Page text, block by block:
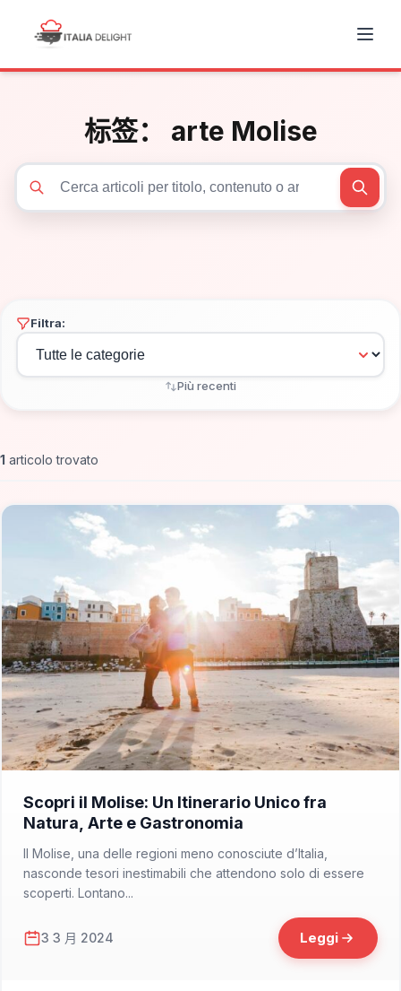
标签： arte Molise
Filtra:
Più recenti
1 articolo trovato
Scopri il Molise: Un Itinerario Unico fra
Natura, Arte e Gastronomia
Il Molise, una delle regioni meno conosciute d’Italia,
nasconde tesori inestimabili che attendono solo di essere
scoperti. Lontano...
3 3 月 2024 Leggi